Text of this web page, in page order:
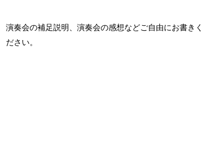
演奏会の補足説明、演奏会の感想などご自由にお書きく
ださい。